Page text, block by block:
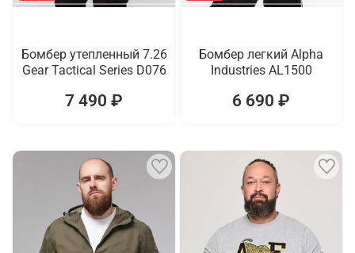
Бомбер утепленный 7.26
Gear Tactical Series D076
7 490 ₽
Бомбер легкий Alpha
Industries AL1500
6 690 ₽